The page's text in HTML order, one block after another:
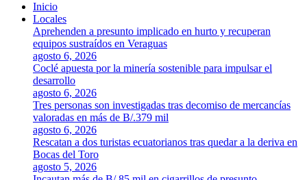
Inicio
Locales
Aprehenden a presunto implicado en hurto y recuperan
equipos sustraídos en Veraguas
agosto 6, 2026
Coclé apuesta por la minería sostenible para impulsar el
desarrollo
agosto 6, 2026
Tres personas son investigadas tras decomiso de mercancías
valoradas en más de B/.379 mil
agosto 6, 2026
Rescatan a dos turistas ecuatorianos tras quedar a la deriva en
Bocas del Toro
agosto 5, 2026